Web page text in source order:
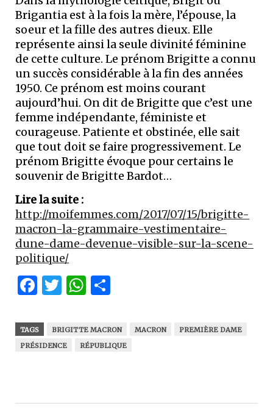
Brigantia est à la fois la mère, l’épouse, la
soeur et la fille des autres dieux. Elle
représente ainsi la seule divinité féminine
de cette culture. Le prénom Brigitte a connu
un succès considérable à la fin des années
1950. Ce prénom est moins courant
aujourd’hui. On dit de Brigitte que c’est une
femme indépendante, féministe et
courageuse. Patiente et obstinée, elle sait
que tout doit se faire progressivement. Le
prénom Brigitte évoque pour certains le
souvenir de Brigitte Bardot…
Lire la suite :
http://moifemmes.com/2017/07/15/brigitte-
macron-la-grammaire-vestimentaire-
dune-dame-devenue-visible-sur-la-scene-
politique/
Facebook
Twitter
WhatsApp
TAGS BRIGITTE MACRON MACRON
PREMIÈRE DAME
PRÉSIDENCE
RÉPUBLIQUE